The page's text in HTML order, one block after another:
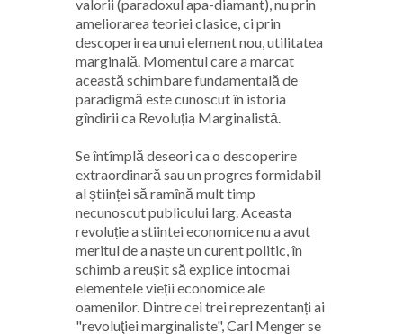
valorii (paradoxul apa-diamant), nu prin
ameliorarea teoriei clasice, ci prin
descoperirea unui element nou, utilitatea
marginală. Momentul care a marcat
această schimbare fundamentală de
paradigmă este cunoscut în istoria
gîndirii ca Revoluția Marginalistă.
Se întîmplă deseori ca o descoperire
extraordinară sau un progres formidabil
al științei să ramînă mult timp
necunoscut publicului larg. Aceasta
revoluție a stiintei economice nu a avut
meritul de a naște un curent politic, în
schimb a reușit să explice întocmai
elementele vieții economice ale
oamenilor. Dintre cei trei reprezentanți ai
"revoluţiei marginaliste", Carl Menger se